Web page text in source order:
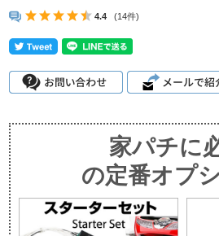
4.4 (14件)
家パチに
の定番オプ